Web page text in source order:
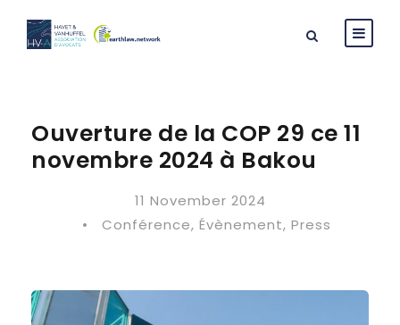
Ouverture de la COP 29 ce 11
novembre 2024 à Bakou
11 November 2024
•
Conférence, Évènement, Press